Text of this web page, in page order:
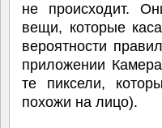
не происходит.
вещи, которые
вероятности
приложении
те пиксели,
похожи на лицо).